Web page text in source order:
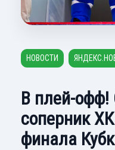
НОВОСТИ
В плей-офф!
соперник
финала